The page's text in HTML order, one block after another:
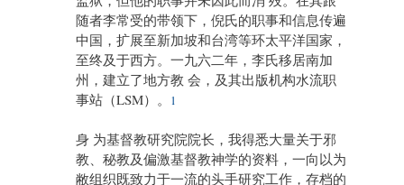
随者李常受的带领下，倪氏的职事和信息传遍
中国，扩展至新加坡和台湾等环太平洋国家，
至终及于西方。一九六二年，李氏移居南加
州，建立了地方教 会，及其出版机构水流职
事站（LSM）。
1
身 为基督教研究院院长，我得悉大量关于邪
教、秘教及偏激基督教神学的资料，一向以为
敝组织既致力于一流的头手研究工作，存档的